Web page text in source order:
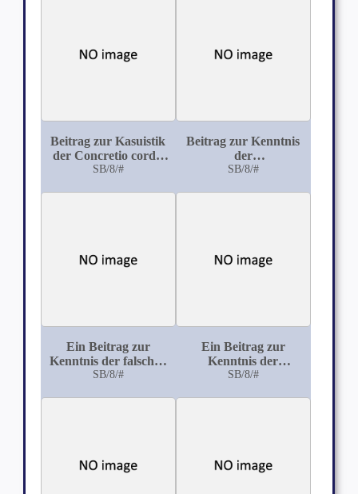
Beitrag zur Kasuistik
der Concretio cordis
mit Berücksichtigung
SB/8/#
Beitrag zur Kenntnis
der
Colloiddegeneration
SB/8/#
Ein Beitrag zur
Kenntnis der falschen
Darmdivertikel
SB/8/#
Ein Beitrag zur
Kenntnis der
Varicellen
SB/8/#